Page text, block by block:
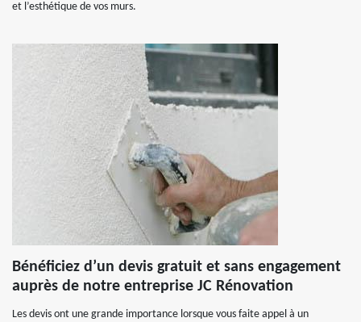
et l’esthétique de vos murs.
Bénéficiez d’un devis gratuit et sans engagement
auprès de notre entreprise JC Rénovation
Les devis ont une grande importance lorsque vous faite appel à un